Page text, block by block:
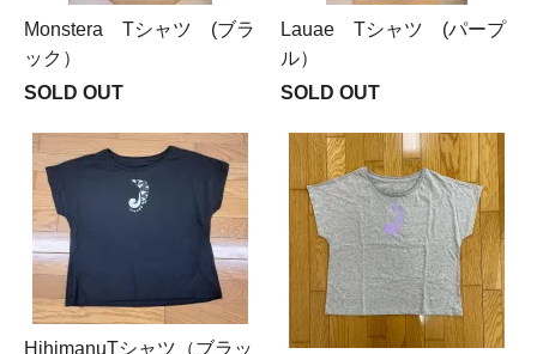
Monstera Tシャツ (ブラ
ック）
SOLD OUT
Lauae Tシャツ (パープ
ル）
SOLD OUT
HihimanuTシャツ（ブラッ